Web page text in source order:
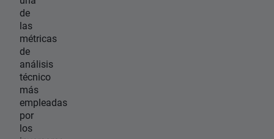
de
las
métricas
de
análisis
técnico
más
empleadas
por
los